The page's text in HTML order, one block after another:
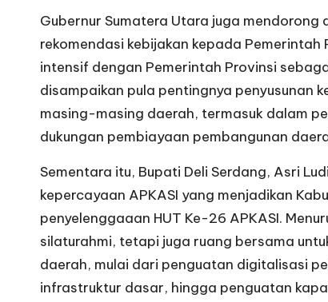
Gubernur Sumatera Utara juga
rekomendasi kebijakan kepada
intensif dengan Pemerintah Provinsi
disampaikan pula pentingnya penyusunan
masing-masing daerah, termasuk dalam
dukungan pembiayaan pembangunan
Sementara itu, Bupati Deli Serdang, Asri
kepercayaan APKASI yang menjadikan
penyelenggaaan HUT Ke-26 APKASI.
silaturahmi, tetapi juga ruang bersama
daerah, mulai dari penguatan digitalisasi
infrastruktur dasar, hingga penguatan